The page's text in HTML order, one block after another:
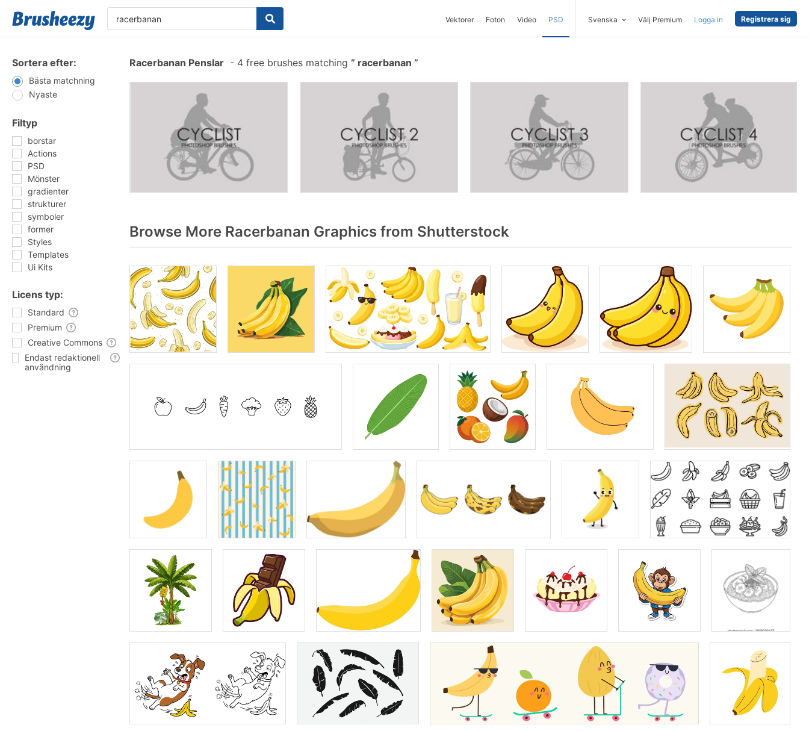
Vektorer Foton Video PSD Svenska Välj Premium Logga in Registrera sig
Sortera efter:
Bästa matchning
Nyaste
Filtyp
borstar
Actions
PSD
Mönster
gradienter
strukturer
symboler
former
Styles
Templates
Ui Kits
Licens typ:
Standard
Premium
Creative Commons
Endast redaktionell
användning
Racerbanan Penslar - 4 free brushes matching racerbanan
Browse More Racerbanan Graphics from Shutterstock